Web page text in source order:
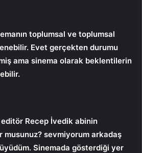
toplumsal ve toplumsal
Evet gerçekten durumu
ama sinema olarak beklentilerin
Recep İvedik abinin
musunuz? sevmiyorum arkadaş
Sinemada gösterdiği yer